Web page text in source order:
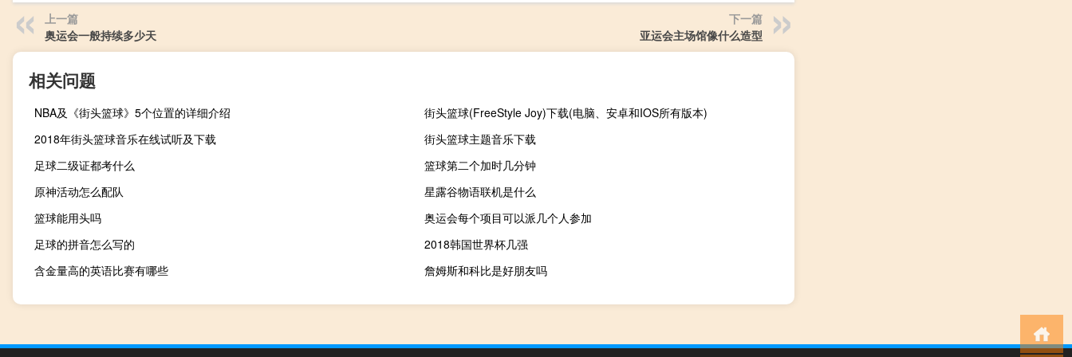
上一篇
奥运会一般持续多少天
下一篇
亚运会主场馆像什么造型
相关问题
NBA及《街头篮球》5个位置的详细介绍
街头篮球(FreeStyle Joy)下载(电脑、安卓和IOS所有版本)
2018年街头篮球音乐在线试听及下载
街头篮球主题音乐下载
足球二级证都考什么
篮球第二个加时几分钟
原神活动怎么配队
星露谷物语联机是什么
篮球能用头吗
奥运会每个项目可以派几个人参加
足球的拼音怎么写的
2018韩国世界杯几强
含金量高的英语比赛有哪些
詹姆斯和科比是好朋友吗